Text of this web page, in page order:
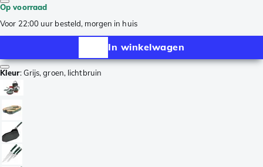
Op voorraad
Voor 22:00 uur besteld, morgen in huis
In winkelwagen
Kleur:Grijs, groen, lichtbruin